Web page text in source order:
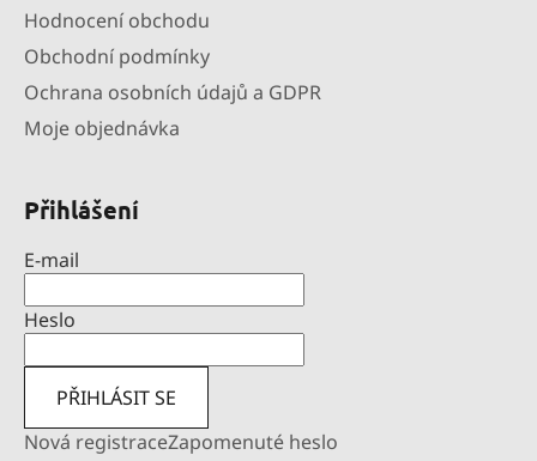
Hodnocení obchodu
Obchodní podmínky
Ochrana osobních údajů a GDPR
Moje objednávka
Přihlášení
E-mail
Heslo
PŘIHLÁSIT SE
Nová registraceZapomenuté heslo